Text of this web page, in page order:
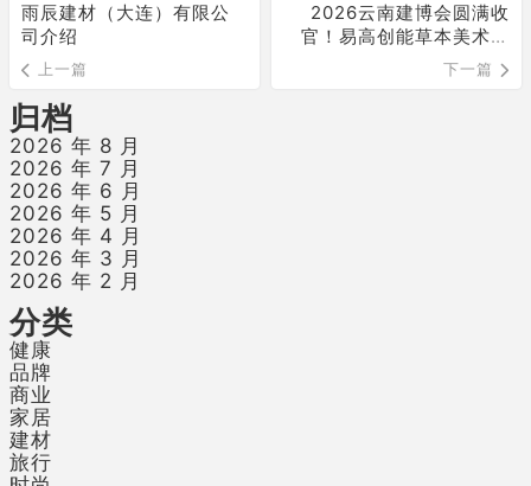
雨辰建材（大连）有限公
司介绍
上一篇
2026云南建博会圆满收
官！易高创能草本美术馆
首秀，四大战略成果发布
下一篇
归档
2026 年 8 月
2026 年 7 月
2026 年 6 月
2026 年 5 月
2026 年 4 月
2026 年 3 月
2026 年 2 月
分类
健康
品牌
商业
家居
建材
旅行